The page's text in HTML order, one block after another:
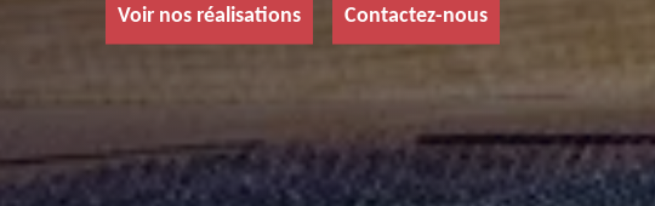
Voir nos réalisations Contactez-nous